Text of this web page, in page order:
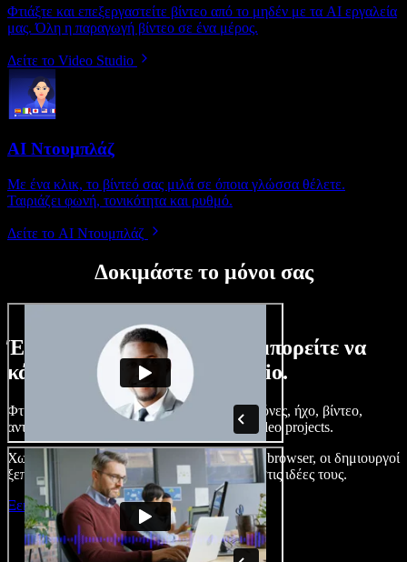
Φτιάξτε και επεξεργαστείτε βίντεο από το μηδέν με τα AI εργαλεία
μας. Όλη η παραγωγή βίντεο σε ένα μέρος.
Δείτε το Video Studio
AI Ντουμπλάζ
Με ένα κλικ, το βίντεό σας μιλά σε όποια γλώσσα θέλετε.
Ταιριάζει φωνή, τονικότητα και ρυθμό.
Δείτε το AI Ντουμπλάζ
Δοκιμάστε το μόνοι σας
Ένα μικρό δείγμα από όσα μπορείτε να
κάνετε με το Speechify Studio.
Φτιάξτε voice overs, προσθέστε δωρεάν εικόνες, ήχο, βίντεο,
αντιγραφή φωνής – ολοκληρωμένα audio/video projects.
Χωρίς καμπύλη εκμάθησης και με όλα στον browser, οι δημιουργοί
ξεπερνούν τα κλασικά όρια και δίνουν ζωή στις ιδέες τους.
Ξεκινήστε με το Studio